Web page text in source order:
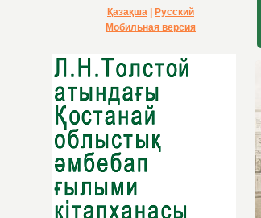
Қазақша
Русский
Мобильная версия